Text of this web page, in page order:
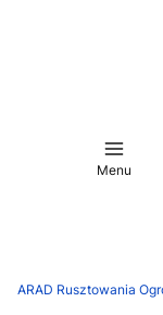
Menu
ARAD Rusztowania